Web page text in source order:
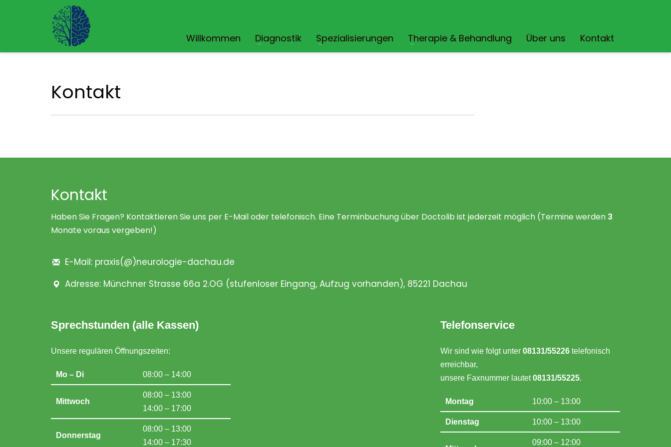
Willkommen Diagnostik Spezialisierungen Therapie & Behandlung Über uns Kontakt
Kontakt
Kontakt
Haben Sie Fragen? Kontaktieren Sie uns per E-Mail oder telefonisch. Eine Terminbuchung über Doctolib ist jederzeit möglich (Termine werden 3
Monate voraus vergeben!)
E-Mail: praxis(@)neurologie-dachau.de
Adresse: Münchner Strasse 66a 2.OG (stufenloser Eingang, Aufzug vorhanden), 85221 Dachau
Sprechstunden (alle Kassen)
Unsere regulären Öffnungszeiten:
Mo – Di 08:00 – 14:00
Mittwoch
08:00 – 13:00
14:00 – 17:00
Donnerstag
08:00 – 13:00
14:00 – 17:30
Telefonservice
Wir sind wie folgt unter 08131/55226 telefonisch
erreichbar,
unsere Faxnummer lautet08131/55225.
Montag 10:00 – 13:00
Dienstag 10:00 – 13:00
09:00 – 12:00